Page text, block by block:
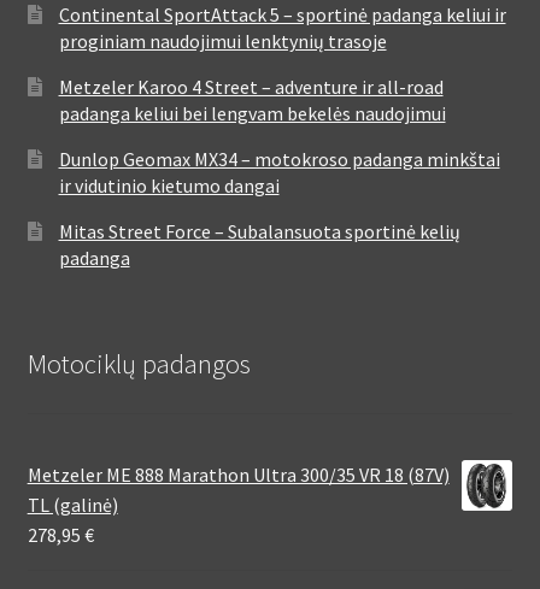
Continental SportAttack 5 – sportinė padanga keliui ir
proginiam naudojimui lenktynių trasoje
Metzeler Karoo 4 Street – adventure ir all-road
padanga keliui bei lengvam bekelės naudojimui
Dunlop Geomax MX34 – motokroso padanga minkštai
ir vidutinio kietumo dangai
Mitas Street Force – Subalansuota sportinė kelių
padanga
Motociklų padangos
Metzeler ME 888 Marathon Ultra 300/35 VR 18 (87V)
TL (galinė)
278,95 €